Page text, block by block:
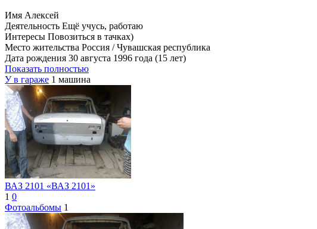
Имя Алексей
Деятельность Ещё учусь, работаю
Интересы Повозиться в тачках)
Место жительства Россия / Чувашская республика
Дата рождения 30 августа 1996 года (15 лет)
Показать полностью
У в гараже 1 машина
ВАЗ 2101 «ВАЗ 2101»
1 0
Фотоальбомы 1